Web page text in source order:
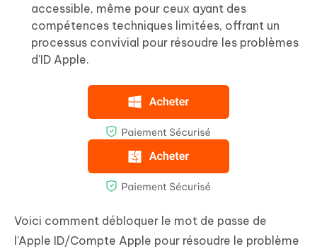
accessible, même pour ceux ayant des
compétences techniques limitées, offrant un
processus convivial pour résoudre les problèmes
d'ID Apple.
Voici comment débloquer le mot de passe de
l'Apple ID/Compte Apple pour résoudre le problème